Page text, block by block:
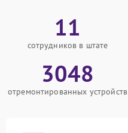
11
сотрудников в штате
3048
отремонтированных устройств